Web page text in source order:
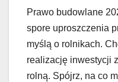
Prawo budowlane
spore uproszczenia
myślą o rolnikach.
realizację inwestycji
rolną. Spójrz, na co